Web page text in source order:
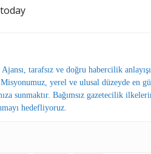
Ajansı, tarafsız ve doğru habercilik
yerel ve ulusal düzeyde en
sunmaktır. Bağımsız gazetecilik
hedefliyoruz.